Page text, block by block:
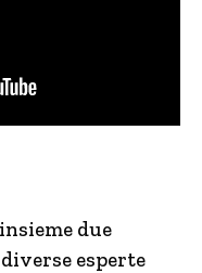
due
esperte